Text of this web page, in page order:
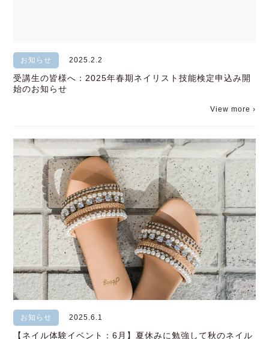
お知らせ 2025.2.2
受講生の皆様へ：2025年春期ネイリスト技能検定申込み開
始のお知らせ
View more ›
お知らせ 2025.6.1
【ネイル体験イベント：6月】夏休みに勉強して秋のネイル